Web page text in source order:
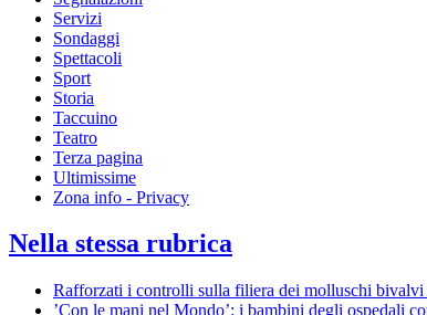
Servizi
Sondaggi
Spettacoli
Sport
Storia
Taccuino
Teatro
Terza pagina
Ultimissime
Zona info - Privacy
Nella stessa rubrica
Rafforzati i controlli sulla filiera dei molluschi bivalvi
’Con le mani nel Mondo’: i bambini degli ospedali